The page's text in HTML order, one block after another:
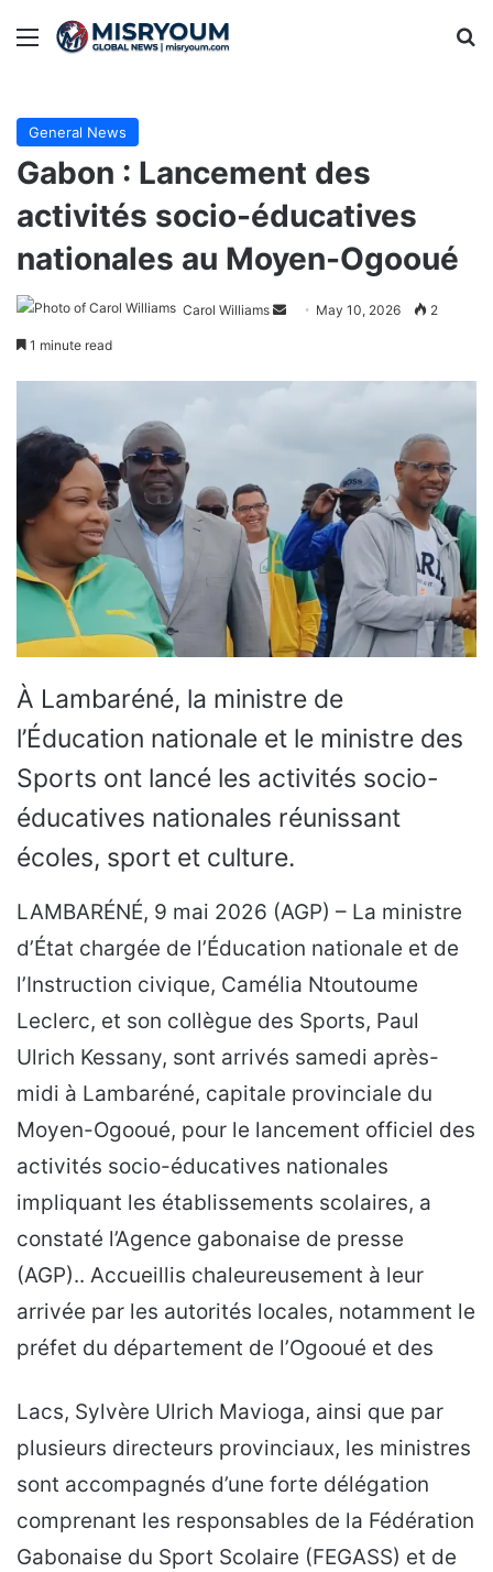
Menu
General News
Gabon : Lancement des
activités socio-éducatives
nationales au Moyen-Ogooué
Carol Williams
Send May 10, 2026 2
1 minute read
À Lambaréné, la ministre de
l’Éducation nationale et le ministre des
Sports ont lancé les activités socio-
éducatives nationales réunissant
écoles, sport et culture.
LAMBARÉNÉ, 9 mai 2026 (AGP) – La ministre
d’État chargée de l’Éducation nationale et de
l’Instruction civique, Camélia Ntoutoume
Leclerc, et son collègue des Sports, Paul
Ulrich Kessany, sont arrivés samedi après-
midi à Lambaréné, capitale provinciale du
Moyen-Ogooué, pour le lancement officiel des
activités socio-éducatives nationales
impliquant les établissements scolaires, a
constaté l’Agence gabonaise de presse
(AGP).. Accueillis chaleureusement à leur
arrivée par les autorités locales, notamment le
préfet du département de l’Ogooué et des
Lacs, Sylvère Ulrich Mavioga, ainsi que par
plusieurs directeurs provinciaux, les ministres
sont accompagnés d’une forte délégation
comprenant les responsables de la Fédération
Gabonaise du Sport Scolaire (FEGASS) et de